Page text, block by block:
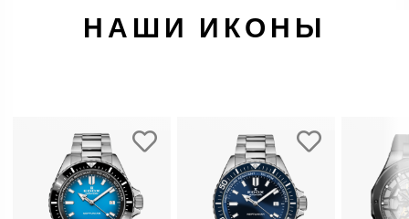
НАШИ ИКОНЫ